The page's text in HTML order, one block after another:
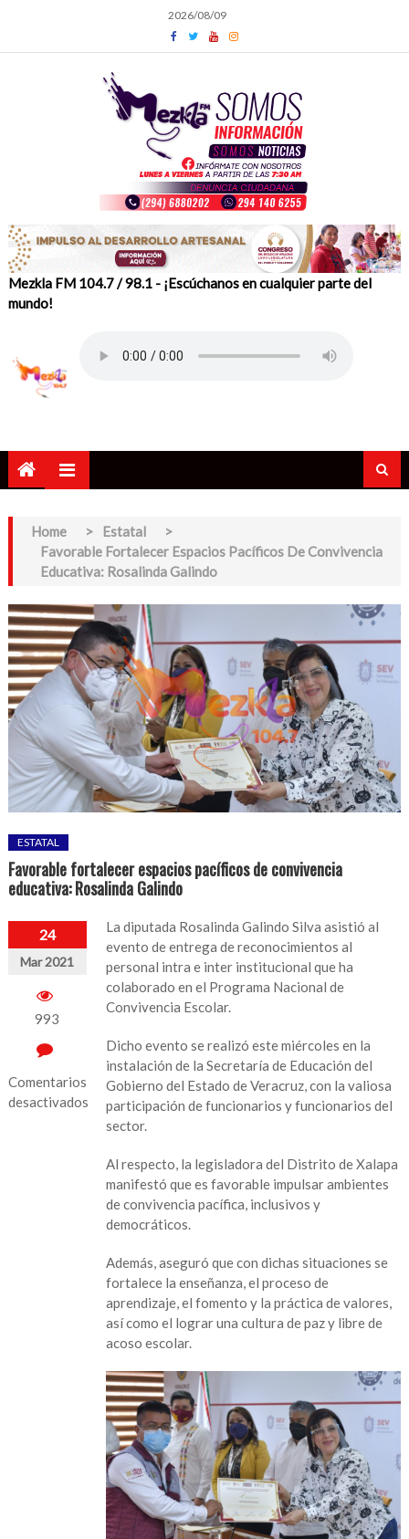
content
2026/08/09
Mezkla FM 104.7 / 98.1 - ¡Escúchanos en cualquier parte del
mundo!
Home > Estatal
>
Favorable Fortalecer Espacios Pacíficos De Convivencia
Educativa: Rosalinda Galindo
ESTATAL
Favorable fortalecer espacios pacíficos de convivencia
educativa: Rosalinda Galindo
24
Mar 2021
993
Comentarios
desactivados
La diputada Rosalinda Galindo Silva asistió al
evento de entrega de reconocimientos al
personal intra e inter institucional que ha
colaborado en el Programa Nacional de
Convivencia Escolar.
Dicho evento se realizó este miércoles en la
instalación de la Secretaría de Educación del
Gobierno del Estado de Veracruz, con la valiosa
participación de funcionarios y funcionarios del
sector.
Al respecto, la legisladora del Distrito de Xalapa
manifestó que es favorable impulsar ambientes
de convivencia pacífica, inclusivos y
democráticos.
Además, aseguró que con dichas situaciones se
fortalece la enseñanza, el proceso de
aprendizaje, el fomento y la práctica de valores,
así como el lograr una cultura de paz y libre de
acoso escolar.